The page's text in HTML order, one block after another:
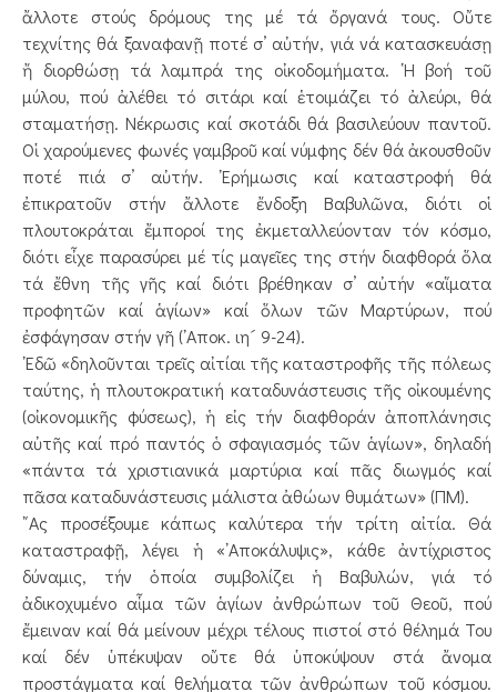
ἄλλοτε στούς δρόμους της μέ τά ὄργανά τους. Οὔτε
τεχνίτης θά ξαναφανῇ ποτέ σ’ αὐτήν, γιά νά κατασκευάσῃ
ἤ διορθώσῃ τά λαμπρά της οἰκοδομήματα. ῾Η βοή τοῦ
μύλου, πού ἀλέθει τό σιτάρι καί ἑτοιμάζει τό ἀλεύρι, θά
σταματήσῃ. Νέκρωσις καί σκοτάδι θά βασιλεύουν παντοῦ.
Οἱ χαρούμενες φωνές γαμβροῦ καί νύμφης δέν θά ἀκουσθοῦν
ποτέ πιά σ’ αὐτήν. ᾿Ερήμωσις καί καταστροφή θά
ἐπικρατοῦν στήν ἄλλοτε ἔνδοξη Βαβυλῶνα, διότι οἱ
πλουτοκράται ἔμποροί της ἐκμεταλλεύονταν τόν κόσμο,
διότι εἶχε παρασύρει μέ τίς μαγεῖες της στήν διαφθορά ὅλα
τά ἔθνη τῆς γῆς καί διότι βρέθηκαν σ’ αὐτήν «αἵματα
προφητῶν καί ἁγίων» καί ὅλων τῶν Μαρτύρων, πού
ἐσφάγησαν στήν γῆ (᾿Αποκ. ιη´ 9-24).
᾿Εδῶ «δηλοῦνται τρεῖς αἰτίαι τῆς καταστροφῆς τῆς πόλεως
ταύτης, ἡ πλουτοκρατική καταδυνάστευσις τῆς οἰκουμένης
(οἰκονομικῆς φύσεως), ἡ εἰς τήν διαφθοράν ἀποπλάνησις
αὐτῆς καί πρό παντός ὁ σφαγιασμός τῶν ἁγίων», δηλαδή
«πάντα τά χριστιανικά μαρτύρια καί πᾶς διωγμός καί
πᾶσα καταδυνάστευσις μάλιστα ἀθώων θυμάτων» (ΠΜ).
῎Ας προσέξουμε κάπως καλύτερα τήν τρίτη αἰτία. Θά
καταστραφῇ, λέγει ἡ «᾿Αποκάλυψις», κάθε ἀντίχριστος
δύναμις, τήν ὁποία συμβολίζει ἡ Βαβυλών, γιά τό
ἀδικοχυμένο αἷμα τῶν ἁγίων ἀνθρώπων τοῦ Θεοῦ, πού
ἔμειναν καί θά μείνουν μέχρι τέλους πιστοί στό θέλημά Του
καί δέν ὑπέκυψαν οὔτε θά ὑποκύψουν στά ἄνομα
προστάγματα καί θελήματα τῶν ἀνθρώπων τοῦ κόσμου.